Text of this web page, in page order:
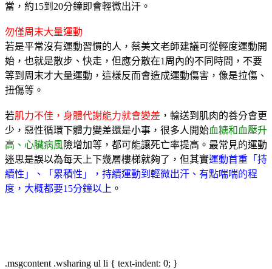
當，約15到 20分鐘即會輕微出汗。
勿僅周末大量運動
若是平常沒有運動習慣的人，蔡美文老師建議可從輕度運動開
始，也就是散步、快走，但應分散在1 周內的不同時間，不要
等到周末才大量運動，這樣反而會造成運動傷害，像是拉傷、
扭傷等。
若肌力不佳，身體代謝能力就會變差 ，輸送到肌肉的養分會更
少，惡性循環下體力變差還是小事，很多人開始血糖和血壓升
高、心臟病風險增加等，都可能讓死亡率提高。最常見的運動
迷思是誤以為每天上下幾層樓梯就夠了，但其實運動首重「持
續性」、「累積性」，持續運動到輕微出汗、有點喘喘的程
度，大概都要15分鐘以上 。
.msgcontent .wsharing ul li { text-indent: 0; }